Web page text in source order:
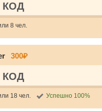
КОД
8 чел.
300₽
КОД
18 чел. Успешно 100%